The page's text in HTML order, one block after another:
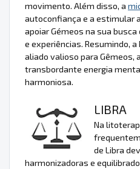
movimento. Além disso, a
autoconfiança e a estimular
apoiar Gémeos na sua
e experiências. Resumindo,
aliado valioso para Gêmeos,
transbordante energia
harmoniosa.
LIBRA
Na
de Libra
harmonizadoras e